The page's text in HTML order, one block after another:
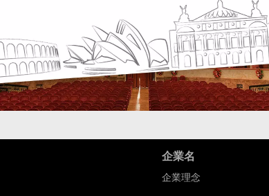
企業名
企業理念